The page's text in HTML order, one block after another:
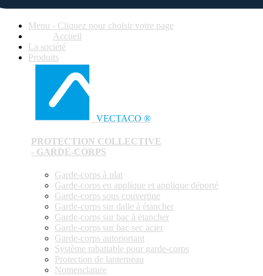
Menu - Cliquez pour choisir votre page
Accueil
La société
Produits
VECTACO ®
PROTECTION COLLECTIVE
- GARDE-CORPS
Garde-corps à plat
Garde-corps en applique et applique déporté
Garde-corps sous couvertine
Garde-corps sur dalle à étancher
Garde-corps sur bac à étancher
Garde-corps sur bac sec acier
Garde-corps autoportant
Système rabattable pour garde-corps
Protection de lanterneau
Nomenclature